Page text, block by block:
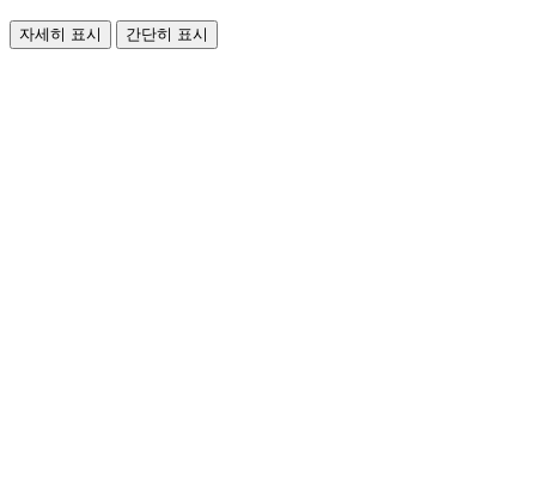
자세히 표시 간단히 표시